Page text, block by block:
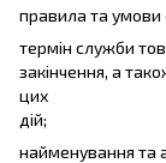
правила та умови
термін служби
закінчення, а
цих
дій;
найменування та